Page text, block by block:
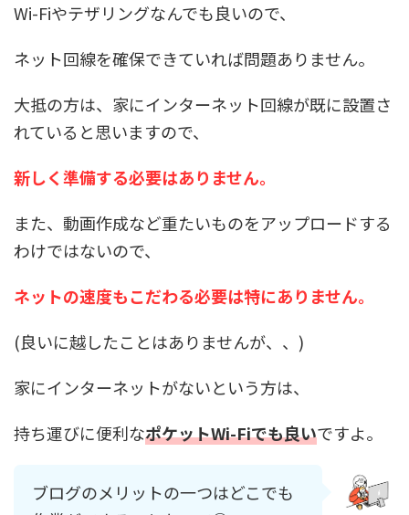
Wi-Fiやテザリングなんでも良いので、
ネット回線を確保できていれば問題ありません。
大抵の方は、家にインターネット回線が既に設置さ
れていると思いますので、
新しく準備する必要はありません。
また、動画作成など重たいものをアップロードする
わけではないので、
ネットの速度もこだわる必要は特にありません。
(良いに越したことはありませんが、、)
家にインターネットがないという方は、
持ち運びに便利なポケットWi-Fiでも良いですよ。
ブログのメリットの一つはどこでも